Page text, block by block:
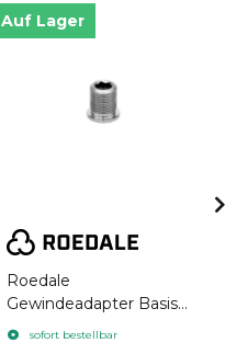
Auf Lager
Roedale
Gewindeadapter Basis
M18x1 Imperial
sofort bestellbar